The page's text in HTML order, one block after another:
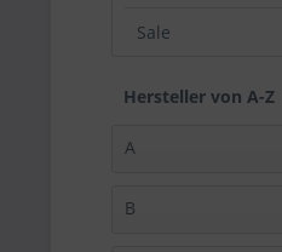
Sale
Hersteller von A-Z
A
B